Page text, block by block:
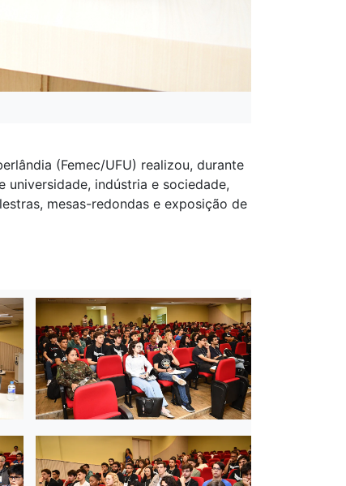
(Femec/UFU) realizou, durante
indústria e sociedade,
mesas-redondas e exposição de